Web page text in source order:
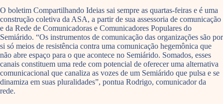
O boletim Compartilhando Ideias sai sempre as quartas-feiras e é uma
construção coletiva da ASA, a partir de sua assessoria de comunicação
e da Rede de Comunicadoras e Comunicadores Populares do
Semiárido. “Os instrumentos de comunicação das organizações são por
si só meios de resistência contra uma comunicação hegemônica que
não abre espaço para o que acontece no Semiárido. Somados, esses
canais constituem uma rede com potencial de oferecer uma alternativa
comunicacional que canaliza as vozes de um Semiárido que pulsa e se
dinamiza em suas pluralidades”, pontua Rodrigo, comunicador da
rede.